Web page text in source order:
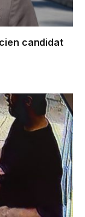
candidat